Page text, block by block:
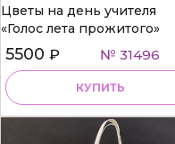
Цветы на день учителя
«Голос лета прожитого»
5500 ₽ № 31496
КУПИТЬ